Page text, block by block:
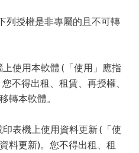
列授權是非專屬的且不可轉
使用本軟體 (「使用」應指
不得出租、租賃、再授權、
轉本軟體。
表機上使用資料更新 (「使
料更新)。您不得出租、租